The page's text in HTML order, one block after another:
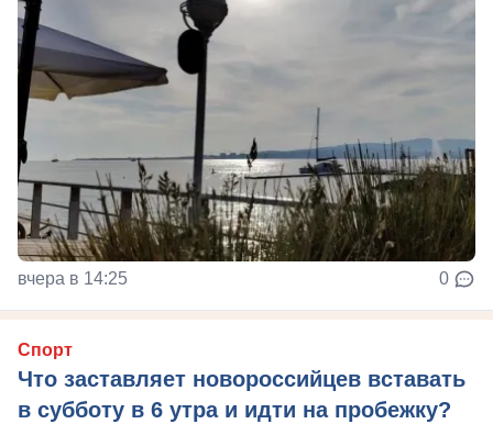
вчера в 14:25 0
Спорт
Что заставляет новороссийцев вставать
в субботу в 6 утра и идти на пробежку?